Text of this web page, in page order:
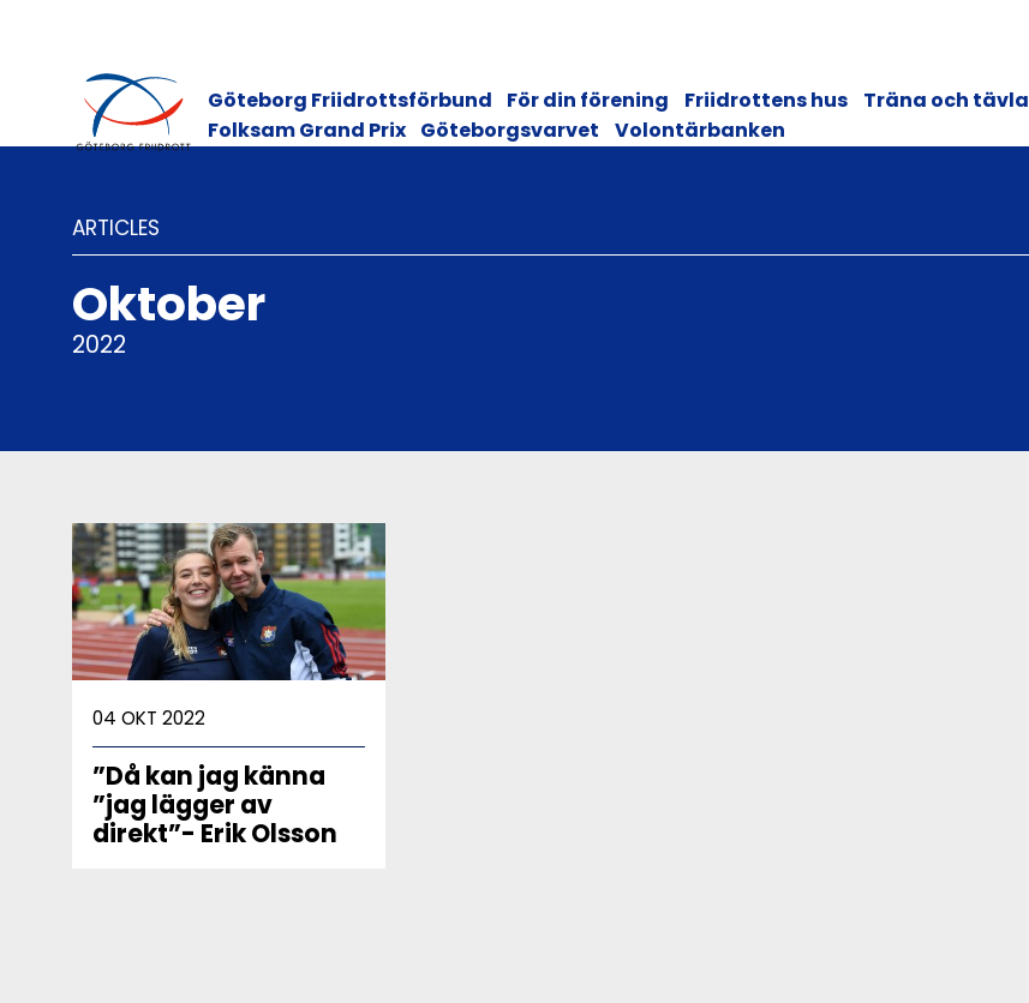
Göteborg Friidrottsförbund För din förening Friidrottens hus Träna och tävla
Folksam Grand Prix Göteborgsvarvet Volontärbanken
ARTICLES
Oktober
2022
04 OKT 2022
”Då kan jag känna
”jag lägger av
direkt”- Erik Olsson